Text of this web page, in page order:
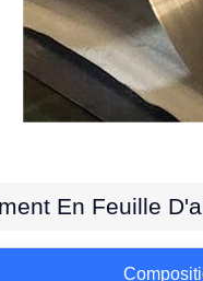
En Feuille